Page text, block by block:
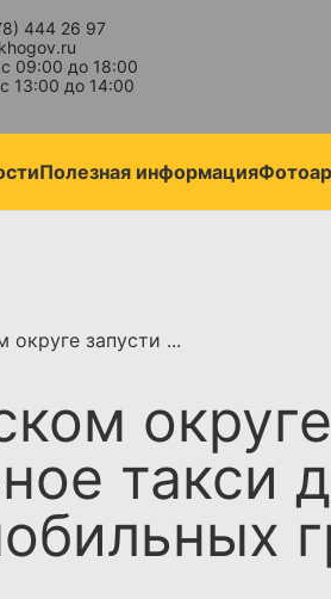
444 26 97
09:00 до 18:00
13:00 до 14:00
Полезная информация
округе запусти ...
такси